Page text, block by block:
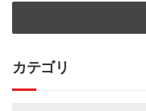
カテゴリ